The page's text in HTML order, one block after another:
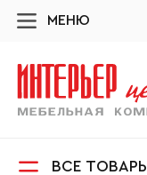
МЕНЮ
ВСЕ ТОВАРЫ